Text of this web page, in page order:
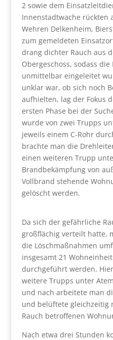
2 sowie dem
Innenstadtwache rückten
Wehren Delkenheim,
zum gemeldeten
drang dichter Rauch aus
Obergeschoss, sodass
unmittelbar eingeleitet
unklar war, ob sich noch
aufhielten, lag der Fokus
ersten Phase bei der
wurde von zwei Trupps
jeweils einem C-Rohr
brachte man die
einen weiteren Trupp
Brandbekämpfung von
Vollbrand stehende
gelöscht werden.
Da sich der gefährliche
großflächig verteilt hatte,
die Löschmaßnahmen
insgesamt 21
durchgeführt werden.
weitere Trupps unter
und nach arbeitete man
und belüftete gleichzeitig
Rauch betroffenen
Nach etwa drei Stunden